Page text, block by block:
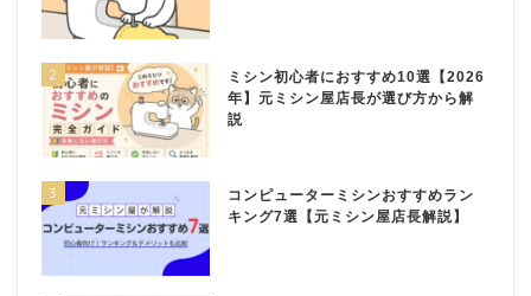
2
ミシン初心者におすすめ10選【2026
年】元ミシン屋店長が選び方から解
説
3
コンピューターミシンおすすめラン
キング7選【元ミシン屋店長解説】